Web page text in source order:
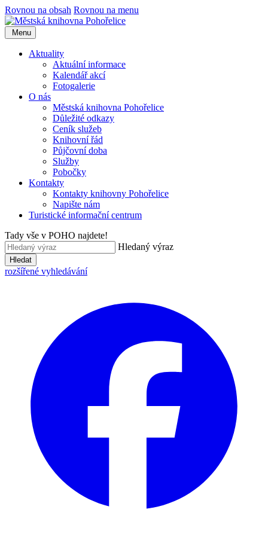
Rovnou na obsah Rovnou na menu
Menu
Aktuality
Aktuální informace
Kalendář akcí
Fotogalerie
O nás
Městská knihovna Pohořelice
Důležité odkazy
Ceník služeb
Knihovní řád
Půjčovní doba
Služby
Pobočky
Kontakty
Kontakty knihovny Pohořelice
Napište nám
Turistické informační centrum
Tady vše v POHO najdete!
Hledaný výraz
Hledat
rozšířené vyhledávání